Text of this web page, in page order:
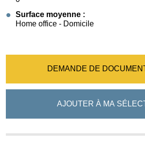
Surface moyenne :
Home office - Domicile
DEMANDE DE
AJOUTER À MA